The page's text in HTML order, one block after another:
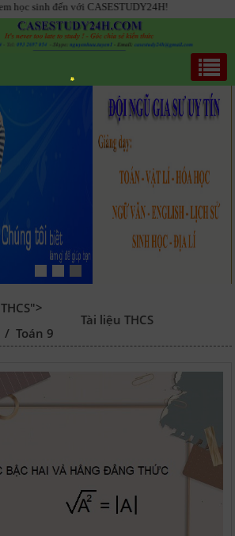
với CASESTUDY24H!
Tài liệu THCS
/Toán 9